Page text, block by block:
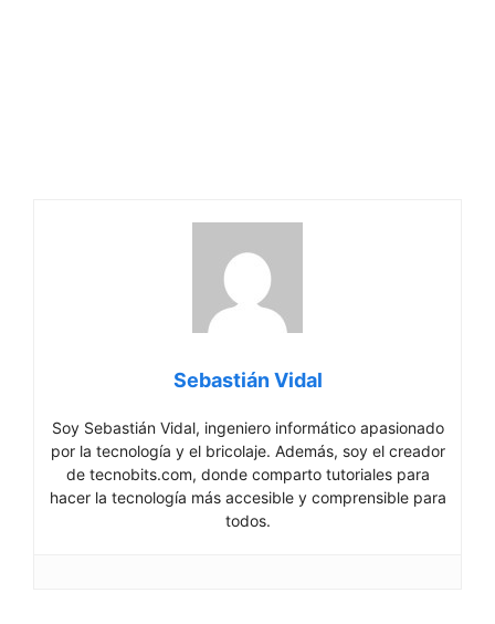
Sebastián Vidal
Soy Sebastián Vidal, ingeniero informático apasionado
por la tecnología y el bricolaje. Además, soy el creador
de tecnobits.com, donde comparto tutoriales para
hacer la tecnología más accesible y comprensible para
todos.